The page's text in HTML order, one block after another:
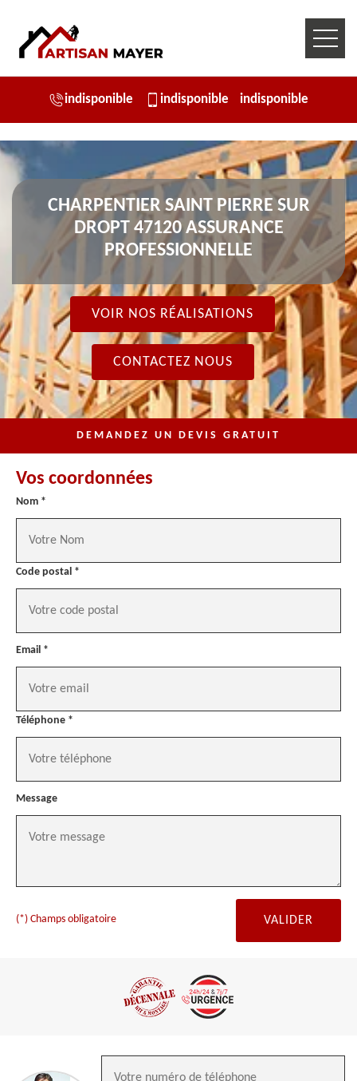
indisponible indisponible indisponible
CHARPENTIER SAINT PIERRE SUR
DROPT 47120 ASSURANCE
PROFESSIONNELLE
VOIR NOS RÉALISATIONS
CONTACTEZ NOUS
DEMANDEZ UN DEVIS GRATUIT
Vos coordonnées
Nom *
Code postal *
Email *
Téléphone *
Message
(*) Champs obligatoire